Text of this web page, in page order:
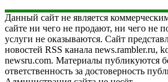
Данный сайт не является
сайте ни чего не продают, ни чего не
услуги не оказываются. Сайт
новостей RSS канала news.rambler.ru,
newsru.com. Материалы публикуются
ответственность за достоверность